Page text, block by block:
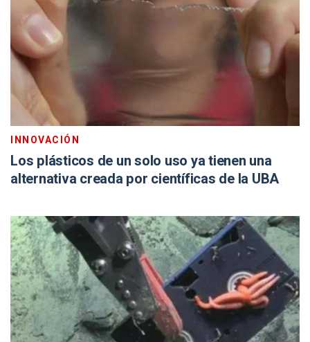
INNOVACIÓN
Los plásticos de un solo uso ya tienen una
alternativa creada por científicas de la UBA